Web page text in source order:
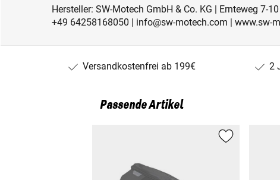
Hersteller: SW-Motech GmbH & Co. KG | Ernteweg 7-
+49 64258168050 | info@sw-motech.com | www.sw-
Versandkostenfrei ab 199€ 2
Passende Artikel